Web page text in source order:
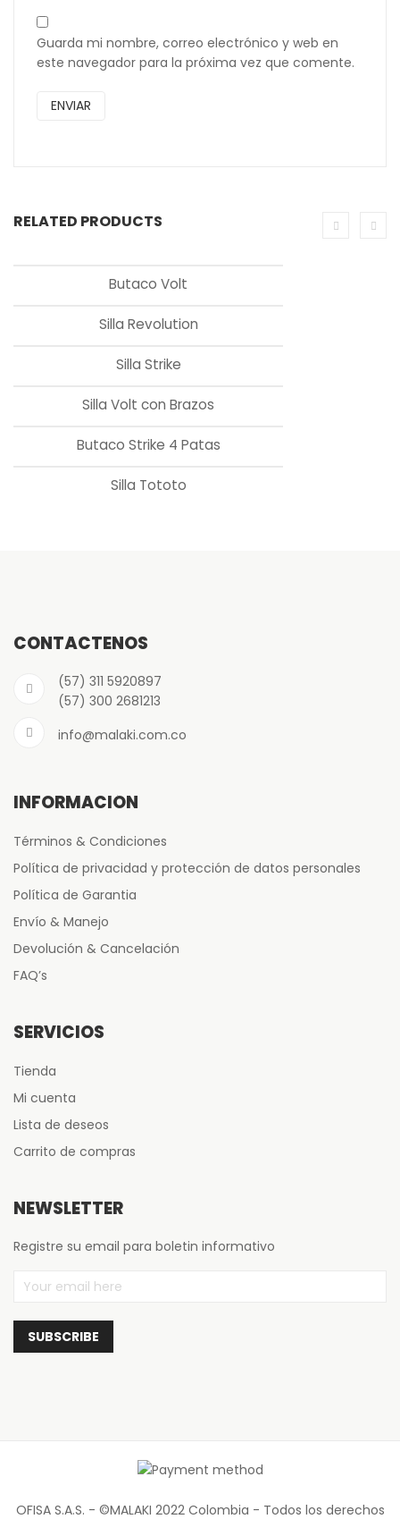
Guarda mi nombre, correo electrónico y web en
este navegador para la próxima vez que comente.
RELATED PRODUCTS
Butaco Volt
Silla Revolution
Silla Strike
Silla Volt con Brazos
Butaco Strike 4 Patas
Silla Tototo
CONTÁCTENOS
(57) 311 5920897
(57) 300 2681213
info@malaki.com.co
INFORMACIÓN
Términos & Condiciones
Política de privacidad y protección de datos personales
Política de Garantia
Envío & Manejo
Devolución & Cancelación
FAQ’s
SERVICIOS
Tienda
Mi cuenta
Lista de deseos
Carrito de compras
NEWSLETTER
Registre su email para boletin informativo
OFISA S.A.S. - ©MALAKI 2022 Colombia - Todos los derechos